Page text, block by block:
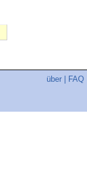
über FAQ